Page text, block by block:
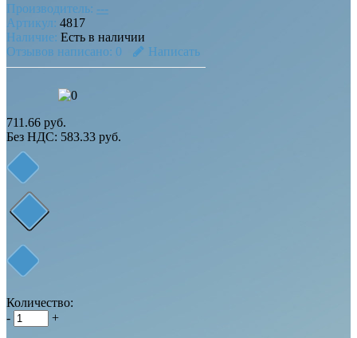
Производитель: ---
Артикул: 4817
Наличие: Есть в наличии
Отзывов написано: 0 Написать
711.66 руб.
Без НДС: 583.33 руб.
Количество:
-
+